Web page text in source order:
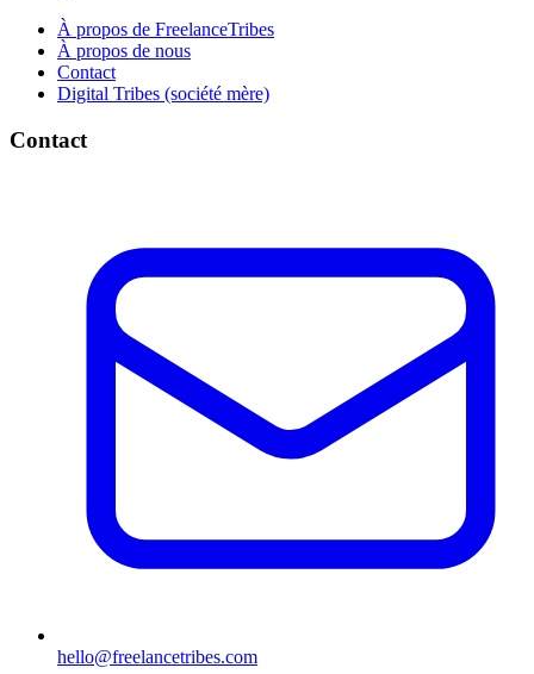
À propos de FreelanceTribes
À propos de nous
Contact
Digital Tribes (société mère)
Contact
hello@freelancetribes.com